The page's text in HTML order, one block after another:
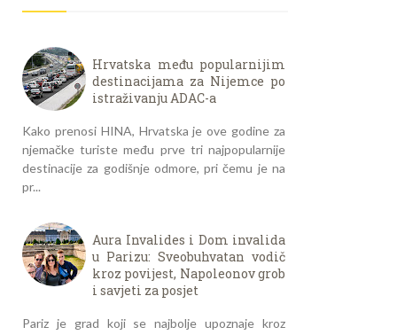
Hrvatska među popularnijim
destinacijama za Nijemce po
istraživanju ADAC-a
Kako prenosi HINA, Hrvatska je ove godine za
njemačke turiste među prve tri najpopularnije
destinacije za godišnje odmore, pri čemu je na
pr...
Aura Invalides i Dom invalida
u Parizu: Sveobuhvatan vodič
kroz povijest, Napoleonov grob
i savjeti za posjet
Pariz je grad koji se najbolje upoznaje kroz